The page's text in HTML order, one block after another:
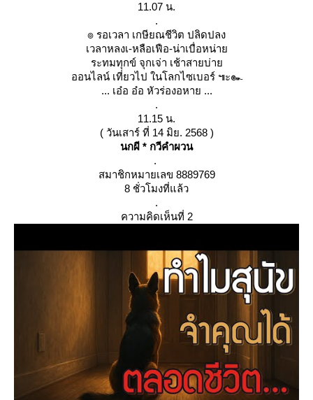
11.07 น.
.
๏ รอเวลา เกษียณชีวิต ปลิดปลง
เวลาหลงเ-หลือเฟือ-น่าเบื่อหน่า
ระทมทุกข์ จุกเจ่า เช้าสายบ่า
ออนไลน์ เที่ยวไป ในโลกไซเบอร์ ๚ะ๛
... เอ๋อ อ๋อ หัวร่องอหาย ...
.
11.15 น.
( วันเสาร์ ที่ 14 มิย. 2568 )
นกผี * กวีคำผวน
.
สมาชิกหมายเลข 8889769
8 ชั่วโมงที่แล้ว
.
ความคิดเห็นที่ 2